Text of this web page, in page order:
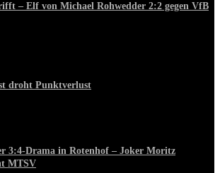
– Elf von Michael Rohwedder 2:2 gegen VfB
droht Punktverlust
3:4-Drama in Rotenhof – Joker Moritz
MTSV